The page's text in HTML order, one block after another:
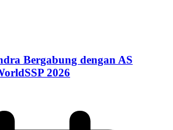
Bergabung dengan AS
2026